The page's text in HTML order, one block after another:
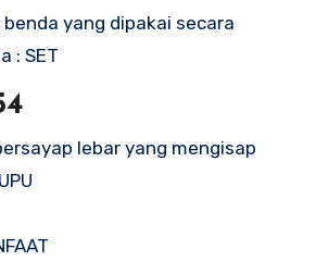
benda yang dipakai secara
: SET
lebar yang mengisap